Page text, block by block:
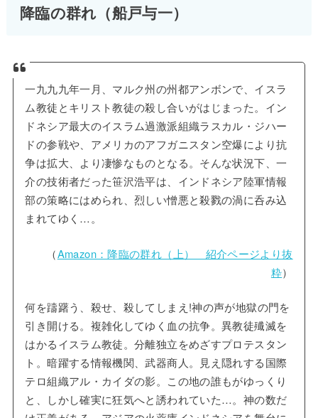
降臨の群れ（船戸与一）
一九九九年一月、マルク州の州都アンボンで、イスラ
ム教徒とキリスト教徒の殺し合いがはじまった。イン
ドネシア最大のイスラム過激派組織ラスカル・ジハー
ドの参戦や、アメリカのアフガニスタン空爆により抗
争は拡大、より凄惨なものとなる。そんな状況下、一
介の技術者だった笹沢浩平は、インドネシア陸軍情報
部の策略にはめられ、烈しい憎悪と殺戮の渦に呑み込
まれてゆく…。
（Amazon：降臨の群れ（上） 紹介ページより抜
粋）
何を躊躇う、殺せ、殺してしまえ!神の声が地獄の門を
引き開ける。複雑化してゆく血の抗争。異教徒殱滅を
はかるイスラム教徒。分離独立をめざすプロテスタン
ト。暗躍する情報機関、武器商人。見え隠れする国際
テロ組織アル・カイダの影。この地の誰もがゆっくり
と、しかし確実に狂気へと誘われていた…。神の数だ